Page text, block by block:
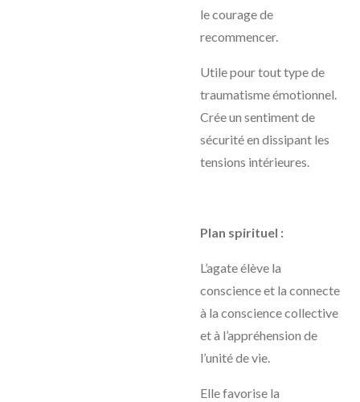
le courage de
recommencer.
Utile pour tout type de
traumatisme émotionnel.
Crée un sentiment de
sécurité en dissipant les
tensions intérieures.
Plan spirituel :
L’agate élève la
conscience et la connecte
à la conscience collective
et à l’appréhension de
l’unité de vie.
Elle favorise la